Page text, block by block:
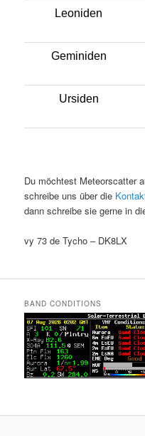
Leoniden
Geminiden
Ursiden
Du möchtest Meteorscatter
schreibe uns über die
dann schreibe sie gerne in
vy 73 de Tycho – DK8LX
BAND CONDITIONS